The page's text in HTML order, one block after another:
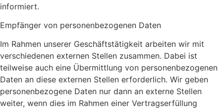
informiert.
Empfänger von personenbezogenen Daten
Im Rahmen unserer Geschäftstätigkeit arbeiten wir mit
verschiedenen externen Stellen zusammen. Dabei ist
teilweise auch eine Übermittlung von personenbezogenen
Daten an diese externen Stellen erforderlich. Wir geben
personenbezogene Daten nur dann an externe Stellen
weiter, wenn dies im Rahmen einer Vertragserfüllung